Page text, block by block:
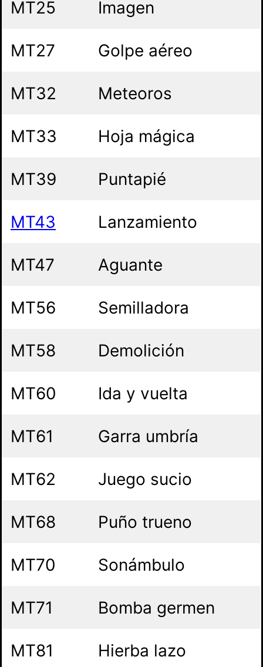
MT25 Imagen
MT27 Golpe aéreo
MT32 Meteoros
MT33 Hoja mágica
MT39 Puntapié
MT43 Lanzamiento
MT47 Aguante
MT56 Semilladora
MT58 Demolición
MT60 Ida y vuelta
MT61 Garra umbría
MT62 Juego sucio
MT68 Puño trueno
MT70 Sonámbulo
MT71 Bomba germen
MT81 Hierba lazo